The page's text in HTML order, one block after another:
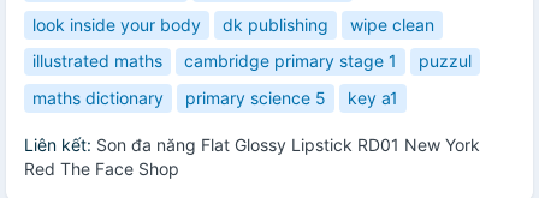
look inside your body
dk publishing
wipe clean
illustrated maths
cambridge primary stage 1
puzzul
maths dictionary
primary science 5 key a1
Liên kết: Son đa năng Flat Glossy Lipstick RD01 New York
Red The Face Shop